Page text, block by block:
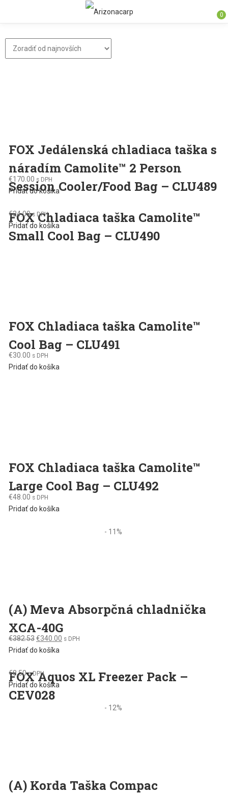
0
FOX Jedálenská chladiaca taška s
náradím Camolite™ 2 Person
Session Cooler/Food Bag – CLU489
€170.00 s DPH
Pridať do košíka
FOX Chladiaca taška Camolite™
Small Cool Bag – CLU490
€24.00 s DPH
Pridať do košíka
FOX Chladiaca taška Camolite™
Cool Bag – CLU491
€30.00 s DPH
Pridať do košíka
FOX Chladiaca taška Camolite™
Large Cool Bag – CLU492
€48.00 s DPH
Pridať do košíka
- 11%
(A) Meva Absorpčná chladnička
XCA-40G
€382.53Original
price
€382.53.
€340.00 Current
€340.00.
s DPH
Pridať do košíka
FOX Aquos XL Freezer Pack –
CEV028
€8.50 s DPH
Pridať do košíka
- 12%
(A) Korda Taška Compac